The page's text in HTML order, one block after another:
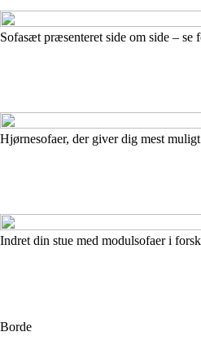
Sofasæt præsenteret side om side – se
Hjørnesofaer, der giver dig mest
Indret din stue med modulsofaer i
Borde